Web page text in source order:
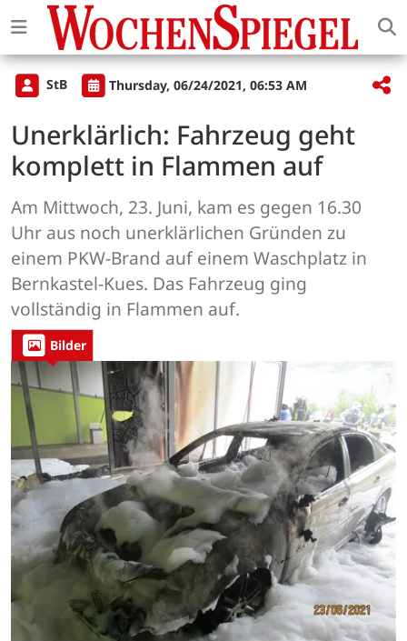
StB Thursday, 06/24/2021, 06:53 AM
Unerklärlich: Fahrzeug geht
komplett in Flammen auf
Am Mittwoch, 23. Juni, kam es gegen 16.30
Uhr aus noch unerklärlichen Gründen zu
einem PKW-Brand auf einem Waschplatz in
Bernkastel-Kues. Das Fahrzeug ging
vollständig in Flammen auf.
Bilder